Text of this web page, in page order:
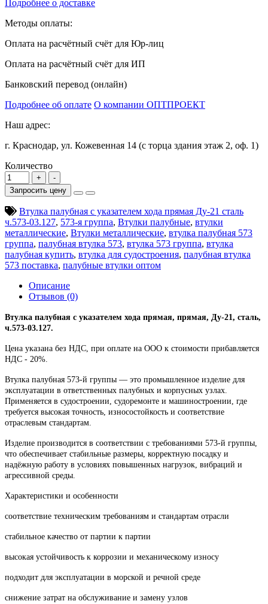
Подробнее о доставке
Методы оплаты:
Оплата на расчётный счёт для Юр-лиц
Оплата на расчётный счёт для ИП
Банковский перевод (онлайн)
Подробнее об оплате О компании ОПТПРОЕКТ
Наш адрес:
г. Краснодар, ул. Кожевенная 14 (с торца здания этаж 2, оф. 1)
Количество
Запросить цену
Втулка палубная с указателем хода прямая Ду-21 сталь
ч.573-03.127, 573-я группа, Втулки палубные, втулки
металлические, Втулки металлические, втулка палубная 573
группа, палубная втулка 573, втулка 573 группа, втулка
палубная купить, втулка для судостроения, палубная втулка
573 поставка, палубные втулки оптом
Описание
Отзывов (0)
Втулка палубная с указателем хода прямая, прямая, Ду-21, сталь,
ч.573-03.127.
Цена указана без НДС, при оплате на ООО к стоимости прибавляется
НДС - 20%.
Втулка палубная 573-й группы — это промышленное изделие для
эксплуатации в ответственных палубных и корпусных узлах.
Применяется в судостроении, судоремонте и машиностроении, где
требуется высокая точность, износостойкость и соответствие
отраслевым стандартам.
Изделие производится в соответствии с требованиями 573-й группы,
что обеспечивает стабильные размеры, корректную посадку и
надёжную работу в условиях повышенных нагрузок, вибраций и
агрессивной среды.
Характеристики и особенности
соответствие техническим требованиям и стандартам отрасли
стабильное качество от партии к партии
высокая устойчивость к коррозии и механическому износу
подходит для эксплуатации в морской и речной среде
снижение затрат на обслуживание и замену узлов